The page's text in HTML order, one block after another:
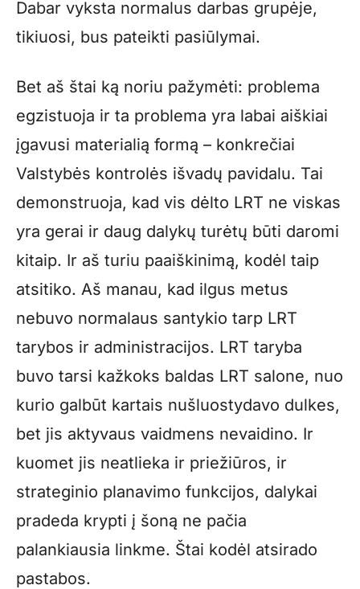
Dabar vyksta normalus darbas grupėje,
tikiuosi, bus pateikti pasiūlymai.
Bet aš štai ką noriu pažymėti: problema
egzistuoja ir ta problema yra labai aiškiai
įgavusi materialią formą – konkrečiai
Valstybės kontrolės išvadų pavidalu. Tai
demonstruoja, kad vis dėlto LRT ne viskas
yra gerai ir daug dalykų turėtų būti daromi
kitaip. Ir aš turiu paaiškinimą, kodėl taip
atsitiko. Aš manau, kad ilgus metus
nebuvo normalaus santykio tarp LRT
tarybos ir administracijos. LRT taryba
buvo tarsi kažkoks baldas LRT salone, nuo
kurio galbūt kartais nušluostydavo dulkes,
bet jis aktyvaus vaidmens nevaidino. Ir
kuomet jis neatlieka ir priežiūros, ir
strateginio planavimo funkcijos, dalykai
pradeda krypti į šoną ne pačia
palankiausia linkme. Štai kodėl atsirado
pastabos.